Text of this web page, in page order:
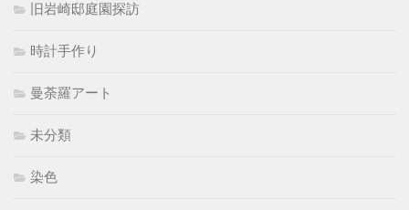
旧岩崎邸庭園探訪
時計手作り
曼荼羅アート
未分類
染色